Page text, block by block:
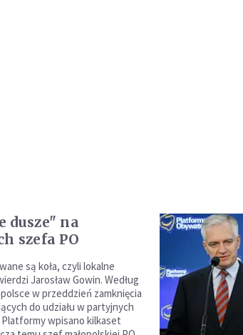
dusze" na
szefa PO
są koła, czyli lokalne
Jarosław Gowin. Według
w przeddzień zamknięcia
do udziału w partyjnych
wpisano kilkaset